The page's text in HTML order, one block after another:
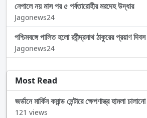
নেপালে নয় মাস পর ৫ পর্বতারোহীর মরদেহ উদ্ধার
Jagonews24
পশ্চিমবঙ্গে পালিত হলো রবীন্দ্রনাথ ঠাকুরের প্রয়াণ দিবস
Jagonews24
Most Read
জর্ডানে মার্কিন কমান্ড সেন্টারে ক্ষেপণাস্ত্র হামলা
121 views